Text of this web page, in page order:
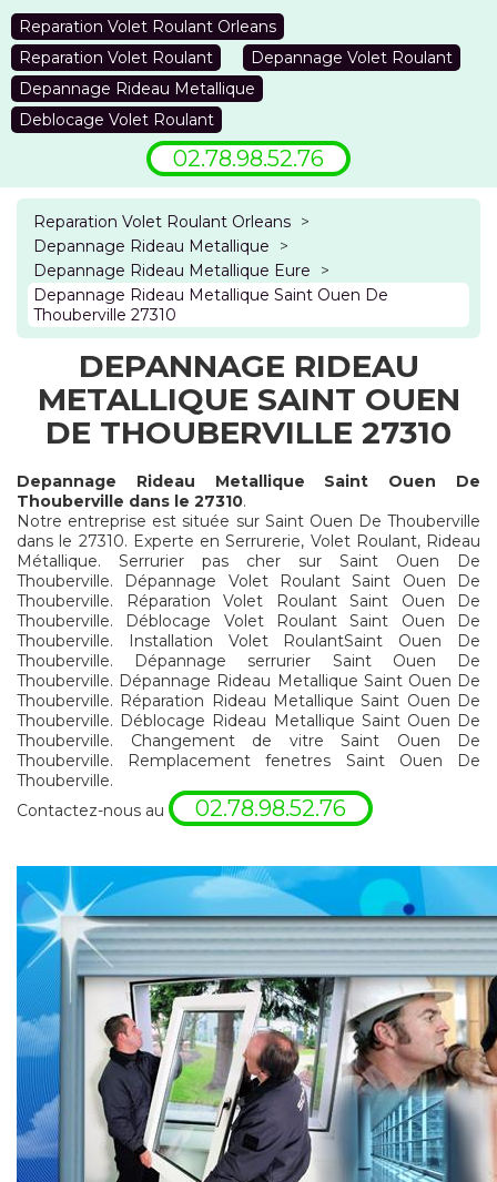
Reparation Volet Roulant Orleans
Reparation Volet Roulant
Depannage Volet Roulant
Depannage Rideau Metallique
Deblocage Volet Roulant
02.78.98.52.76
Reparation Volet Roulant Orleans >
Depannage Rideau Metallique
>
Depannage Rideau Metallique Eure
>
Depannage Rideau Metallique Saint Ouen De
Thouberville 27310
DEPANNAGE RIDEAU
METALLIQUE SAINT OUEN
DE THOUBERVILLE 27310
Depannage Rideau Metallique Saint Ouen De
Thouberville dans le 27310.
Notre entreprise est située sur Saint Ouen De Thouberville
dans le 27310. Experte en Serrurerie, Volet Roulant, Rideau
Métallique. Serrurier pas cher sur Saint Ouen De
Thouberville. Dépannage Volet Roulant Saint Ouen De
Thouberville. Réparation Volet Roulant Saint Ouen De
Thouberville. Déblocage Volet Roulant Saint Ouen De
Thouberville. Installation Volet RoulantSaint Ouen De
Thouberville. Dépannage serrurier Saint Ouen De
Thouberville. Dépannage Rideau Metallique Saint Ouen De
Thouberville. Réparation Rideau Metallique Saint Ouen De
Thouberville. Déblocage Rideau Metallique Saint Ouen De
Thouberville. Changement de vitre Saint Ouen De
Thouberville. Remplacement fenetres Saint Ouen De
Thouberville.
Contactez-nous au
02.78.98.52.76